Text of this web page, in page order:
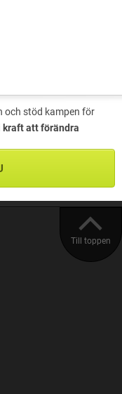
och stöd kampen för
kraft att förändra
Till toppen